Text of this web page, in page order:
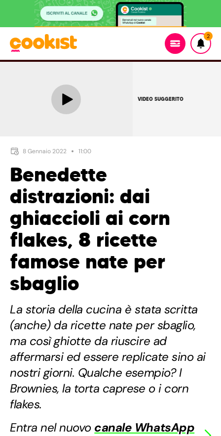
2
VIDEO SUGGERITO
8 Gennaio 2022 11:00
Benedette
distrazioni: dai
ghiaccioli ai corn
flakes, 8 ricette
famose nate per
sbaglio
La storia della cucina è stata scritta
(anche) da ricette nate per sbaglio,
ma così ghiotte da riuscire ad
affermarsi ed essere replicate sino ai
nostri giorni. Qualche esempio? I
Brownies, la torta caprese o i corn
flakes.
Entra nel nuovo canale WhatsApp